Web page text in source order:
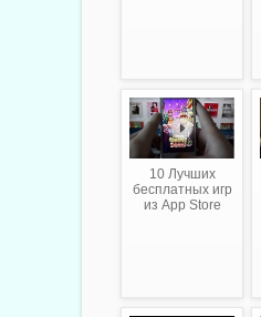
10 Лучших
бесплатных игр
из App Store